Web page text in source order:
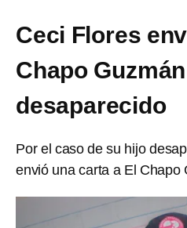
Ceci Flores
Chapo
desaparecido
Por el caso de su hijo
envió una carta a El Chapo